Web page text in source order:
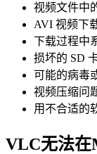
视频文件中
AVI 视频下
下载过程中
损坏的 SD
可能的病毒
视频压缩问
用不合适的
VLC无法在